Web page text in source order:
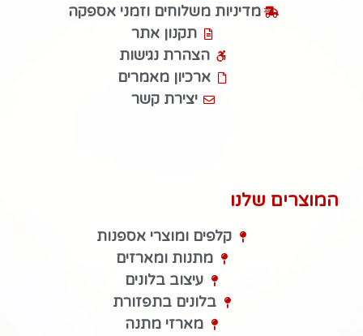
מדיניות משלוחים וזמני אספקה
תקנון אתר
הצהרת נגישות
ארכיון מאמרים
יצירת קשר
המוצרים שלנו
קלפים ומוצרי אספנות
מתנות ומארזים
עיצוב בלונים
בלונים בתפזורת
מארזי מתנה